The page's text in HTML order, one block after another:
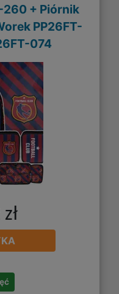
260 + Piórnik
PP26FT-
074